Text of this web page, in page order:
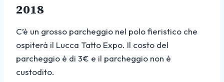
2018
C’è un grosso parcheggio nel polo fieristico che
ospiterà il Lucca Tatto Expo. Il costo del
parcheggio è di 3€ e il parcheggio non è
custodito.